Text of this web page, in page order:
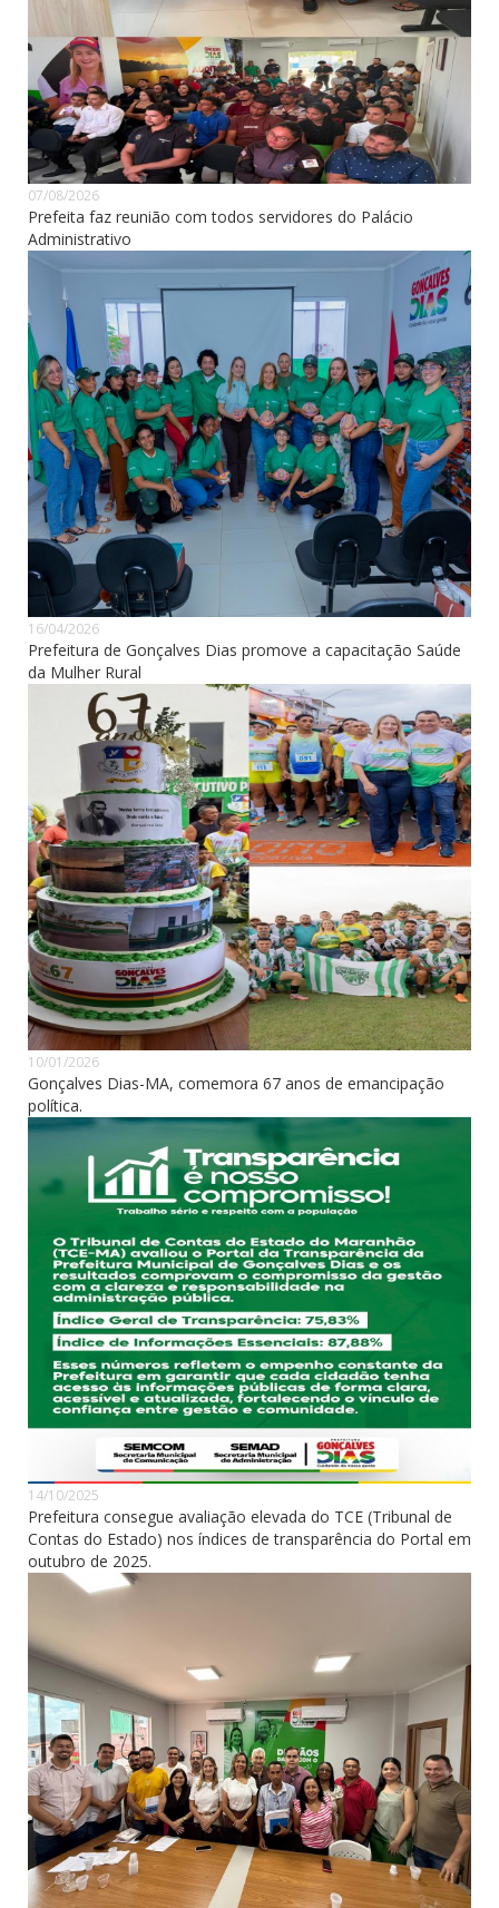
07/08/2026
Prefeita faz reunião com todos servidores do Palácio
Administrativo
16/04/2026
Prefeitura de Gonçalves Dias promove a capacitação Saúde
da Mulher Rural
10/01/2026
Gonçalves Dias-MA, comemora 67 anos de emancipação
política.
14/10/2025
Prefeitura consegue avaliação elevada do TCE (Tribunal de
Contas do Estado) nos índices de transparência do Portal em
outubro de 2025.